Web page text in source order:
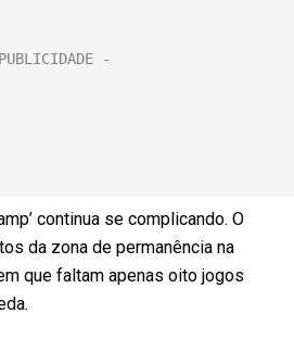
continua se complicando. O
da zona de permanência na
que faltam apenas oito jogos